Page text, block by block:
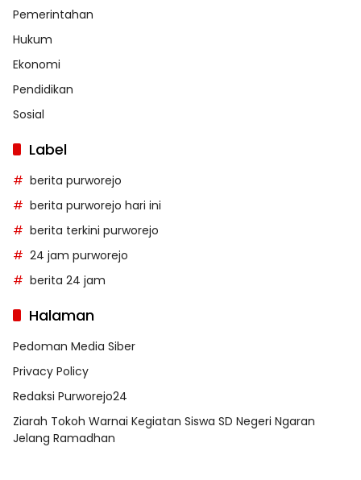
Pemerintahan
Hukum
Ekonomi
Pendidikan
Sosial
Label
berita purworejo
berita purworejo hari ini
berita terkini purworejo
24 jam purworejo
berita 24 jam
Halaman
Pedoman Media Siber
Privacy Policy
Redaksi Purworejo24
Ziarah Tokoh Warnai Kegiatan Siswa SD Negeri Ngaran
Jelang Ramadhan